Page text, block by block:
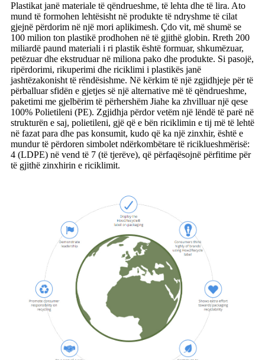
Plastikat janë materiale të qëndrueshme, të lehta dhe të lira. Ato
mund të formohen lehtësisht në produkte të ndryshme të cilat
gjejnë përdorim në një mori aplikimesh. Çdo vit, më shumë se
100 milion ton plastikë prodhohen në të gjithë globin. Rreth 200
miliardë paund materiali i ri plastik është formuar, shkumëzuar,
petëzuar dhe ekstruduar në miliona pako dhe produkte. Si pasojë,
ripërdorimi, rikuperimi dhe riciklimi i plastikës janë
jashtëzakonisht të rëndësishme. Në kërkim të një zgjidhjeje për të
përballuar sfidën e gjetjes së një alternative më të qëndrueshme,
paketimi me gjelbërim të përhershëm Jiahe ka zhvilluar një qese
100% Polietileni (PE). Zgjidhja përdor vetëm një lëndë të parë në
strukturën e saj, polietileni, gjë që e bën riciklimin e tij më të lehtë
në fazat para dhe pas konsumit, kudo që ka një zinxhir, është e
mundur të përdoren simbolet ndërkombëtare të riciklueshmërisë:
4 (LDPE) në vend të 7 (të tjerëve), që përfaqësojnë përfitime për
të gjithë zinxhirin e riciklimit.